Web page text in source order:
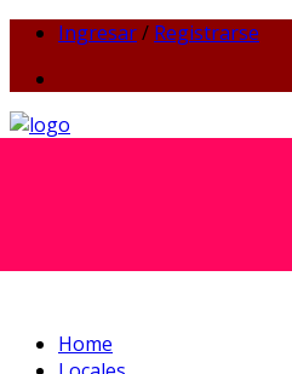
Ingresar/ Registrarse
Home